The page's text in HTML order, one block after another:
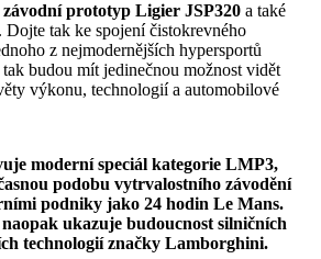
závodní prototyp Ligier JSP320 a také
. Dojte tak ke spojení čistokrevného
z nejmodernějších hypersportů
budou mít jedinečnou možnost vidět
výkonu, technologií a automobilové
moderní speciál kategorie LMP3,
podobu vytrvalostního závodění
podniky jako 24 hodin Le Mans.
ukazuje budoucnost silničních
technologií značky Lamborghini.